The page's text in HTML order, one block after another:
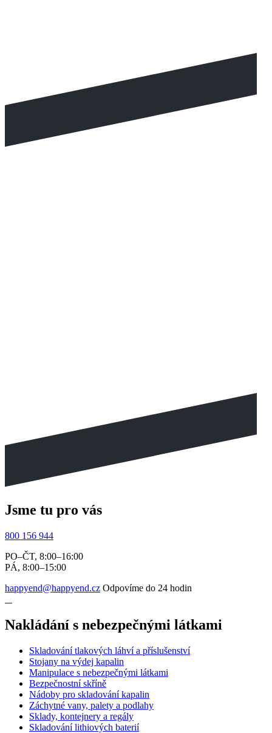
Jsme tu pro vás
800 156 944
PO–ČT, 8:00–16:00
PÁ, 8:00–15:00
happyend@happyend.cz Odpovíme do 24 hodin
Nakládání s nebezpečnými látkami
Skladování tlakových láhví a příslušenství
Stojany na výdej kapalin
Manipulace s nebezpečnými látkami
Bezpečnostní skříně
Nádoby pro skladování kapalin
Záchytné vany, palety a podlahy
Sklady, kontejnery a regály
Skladování lithiových baterií